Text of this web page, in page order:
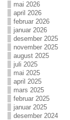
mai 2026
april 2026
februar 2026
januar 2026
desember 2025
november 2025
august 2025
juli 2025
mai 2025
april 2025
mars 2025
februar 2025
januar 2025
desember 2024